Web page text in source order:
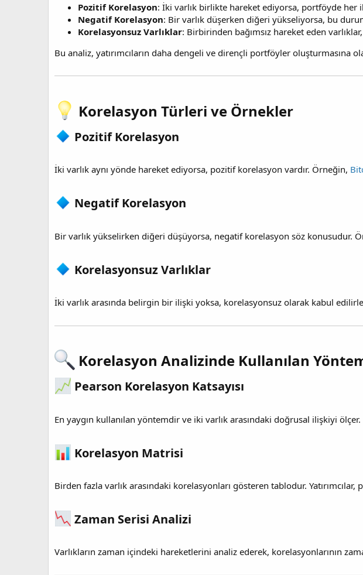
Pozitif Korelasyon: İki varlık birlikte hareket ediyorsa, portföyde her
Negatif Korelasyon: Bir varlık düşerken diğeri yükseliyorsa, bu
Korelasyonsuz Varlıklar: Birbirinden bağımsız hareket eden
Bu analiz, yatırımcıların daha dengeli ve dirençli portföyler oluşturmasına
Korelasyon Türleri ve Örnekler​
Pozitif Korelasyon​
İki varlık aynı yönde hareket ediyorsa, pozitif korelasyon vardır. Örneğin,
Negatif Korelasyon​
Bir varlık yükselirken diğeri düşüyorsa, negatif korelasyon söz konusudur.
Korelasyonsuz Varlıklar​
İki varlık arasında belirgin bir ilişki yoksa, korelasyonsuz olarak kabul
Korelasyon Analizinde Kullanılan
Pearson Korelasyon Katsayısı​
En yaygın kullanılan yöntemdir ve iki varlık arasındaki doğrusal ilişkiyi ölçer.
Korelasyon Matrisi​
Birden fazla varlık arasındaki korelasyonları gösteren tablodur.
Zaman Serisi Analizi​
Varlıkların zaman içindeki hareketlerini analiz ederek, korelasyonlarının